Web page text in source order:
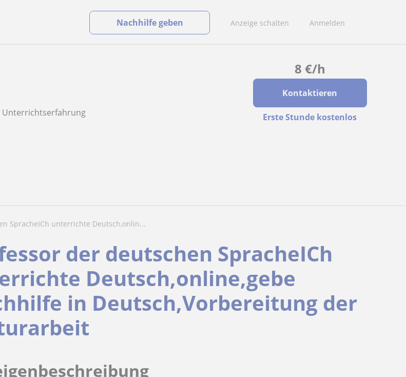
Anzeige schalten Anmelden
Nachhilfe geben
8 €/h
Kontaktieren
Erste Stunde kostenlos
Unterrichtserfahrung
SpracheICh unterrichte Deutsch,onlin...
der deutschen SpracheICh
Deutsch,online,gebe
in Deutsch,Vorbereitung der